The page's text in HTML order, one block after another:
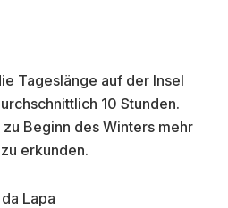
Tageslänge auf der Insel
10 Stunden.
Beginn des Winters mehr
erkunden.